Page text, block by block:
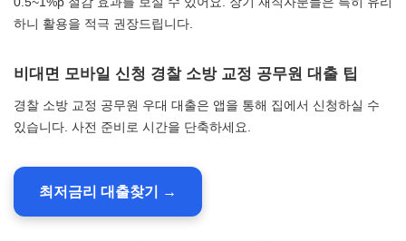
하니 활용을 적극 권장드립니다.
비대면 모바일 신청 경찰 소방 교정 공무원 대출 팁
경찰 소방 교정 공무원 우대 대출은 앱을 통해 집에서 신청하실 수
있습니다. 사전 준비로 시간을 단축하세요.
최저금리 대출찾기 →